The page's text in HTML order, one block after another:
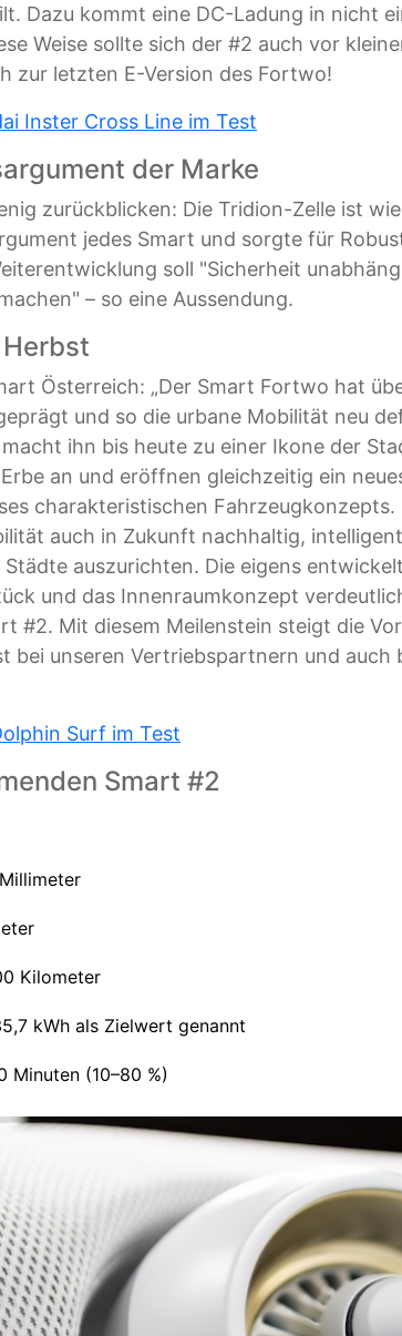
Dazu kommt eine DC-Ladung in nicht
Weise sollte sich der #2 auch vor
zur letzten E-Version des Fortwo!
Inster Cross Line im Test
der Marke
zurückblicken: Die Tridion-Zelle ist
jedes Smart und sorgte für
soll "Sicherheit
– so eine Aussendung.
Österreich: „Der Smart Fortwo hat
und so die urbane Mobilität neu
ihn bis heute zu einer Ikone der
an und eröffnen gleichzeitig ein
charakteristischen Fahrzeugkonzepts.
auch in Zukunft nachhaltig,
auszurichten. Die eigens
und das Innenraumkonzept
#2. Mit diesem Meilenstein steigt die
bei unseren Vertriebspartnern und auch
Surf im Test
Smart #2
Kilometer
kWh als Zielwert genannt
Minuten (10–80 %)